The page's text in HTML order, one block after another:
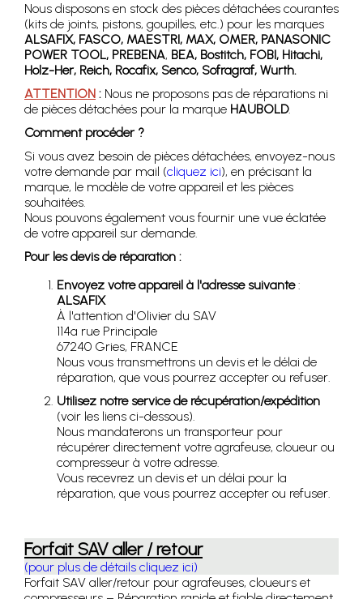
Nous disposons en stock des pièces détachées courantes
(kits de joints, pistons, goupilles, etc.) pour les marques
ALSAFIX, FASCO, MAESTRI, MAX, OMER, PANASONIC
POWER TOOL, PREBENA, BEA, Bostitch, FOBI, Hitachi,
Holz-Her, Reich, Rocafix, Senco, Sofragraf, Wurth.
ATTENTION : Nous ne proposons pas de réparations ni
de pièces détachées pour la marque HAUBOLD.
Comment procéder ?
Si vous avez besoin de pièces détachées, envoyez-nous
votre demande par mail (cliquez ici), en précisant la
marque, le modèle de votre appareil et les pièces
souhaitées.
Nous pouvons également vous fournir une vue éclatée
de votre appareil sur demande.
Pour les devis de réparation :
Envoyez votre appareil à l'adresse suivante:
ALSAFIX
À l'attention d'Olivier du SAV
114a rue Principale
67240 Gries, FRANCE
Nous vous transmettrons un devis et le délai de
réparation, que vous pourrez accepter ou refuser.
Utilisez notre service de récupération/expédition
(voir les liens ci-dessous).
Nous mandaterons un transporteur pour
récupérer directement votre agrafeuse, cloueur ou
compresseur à votre adresse.
Vous recevrez un devis et un délai pour la
réparation, que vous pourrez accepter ou refuser.
Forfait SAV aller / retour
(pour plus de détails cliquez ici)
Forfait SAV aller/retour pour agrafeuses, cloueurs et